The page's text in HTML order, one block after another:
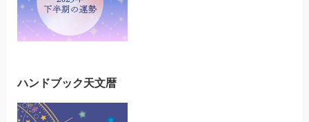
ハンドブック天文暦